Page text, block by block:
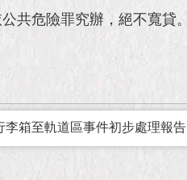
共危險罪究辦，絕不寬貸。
箱至軌道區事件初步處理報告